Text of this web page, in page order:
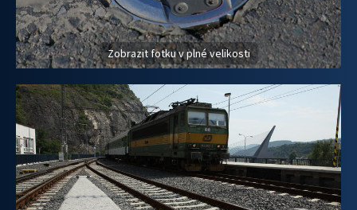
Zobrazit fotku v plné velikosti